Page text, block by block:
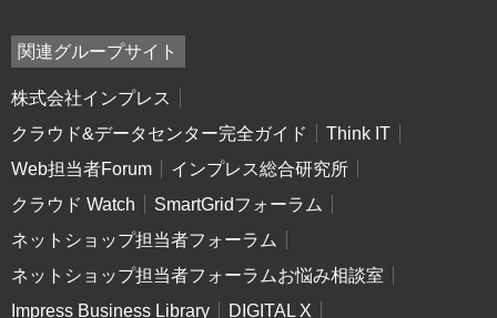
関連グループサイト
株式会社インプレス
クラウド&データセンター完全ガイド
Think IT
Web担当者Forum
インプレス総合研究所
クラウド Watch
SmartGridフォーラム
ネットショップ担当者フォーラム
ネットショップ担当者フォーラムお悩み相談室
Impress Business Library
DIGITAL X